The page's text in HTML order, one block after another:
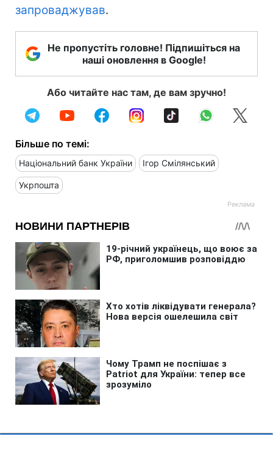
запроваджував.
Не пропустіть головне! Підпишіться на
наші оновлення в Google!
Або читайте нас там, де вам зручно!
Більше по темі:
Національний банк України Ігор Смілянський
Укрпошта